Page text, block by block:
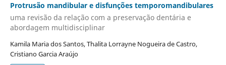
Protrusão mandibular e disfunções temporomandibulares
uma revisão da relação com a preservação dentária e
abordagem multidisciplinar
Kamila Maria dos Santos, Thalita Lorrayne Nogueira de Castro,
Cristiano Garcia Araújo